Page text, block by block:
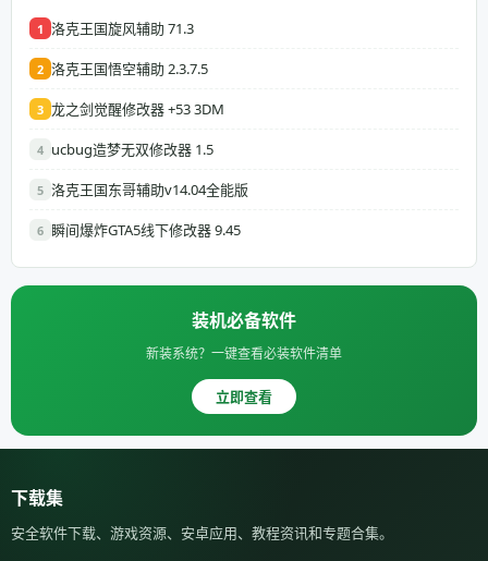
1 洛克王国旋风辅助 71.3
2 洛克王国悟空辅助 2.3.7.5
3 龙之剑觉醒修改器 +53 3DM
4 ucbug造梦无双修改器 1.5
5 洛克王国东哥辅助v14.04全能版
6 瞬间爆炸GTA5线下修改器 9.45
装机必备软件
新装系统？一键查看必装软件清单
立即查看
下载集
安全软件下载、游戏资源、安卓应用、教程资讯和专题合集。